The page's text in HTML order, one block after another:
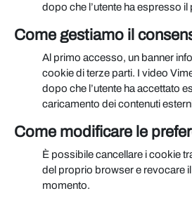
dopo che l’utente ha espresso
Come gestiamo il
Al primo accesso, un banner
cookie di terze parti. I video
dopo che l’utente ha accettato
caricamento dei contenuti
Come modificare le
È possibile cancellare i cookie
del proprio browser e revocare
momento.